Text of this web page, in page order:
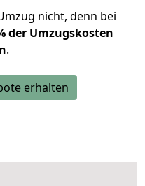
nicht, denn bei
der Umzugskosten
.
erhalten